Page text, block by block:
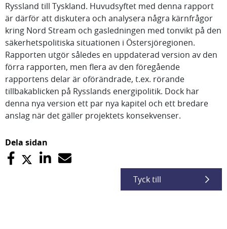
Ryssland till Tyskland. Huvudsyftet med denna rapport
är därför att diskutera och analysera några kärnfrågor
kring Nord Stream och gasledningen med tonvikt på den
säkerhetspolitiska situationen i Östersjöregionen.
Rapporten utgör således en uppdaterad version av den
förra rapporten, men flera av den föregående
rapportens delar är oförändrade, t.ex. rörande
tillbakablicken på Rysslands energipolitik. Dock har
denna nya version ett par nya kapitel och ett bredare
anslag när det gäller projektets konsekvenser.
Dela sidan
Tyck till